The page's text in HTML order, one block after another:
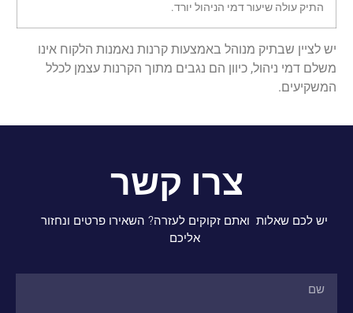
התיק עולה שיעור דמי הניהול יורד.
יש לציין שבתיק מנוהל באמצעות קרנות נאמנות הלקוח אינו
משלם דמי ניהול, כיוון הם נגבים מתוך הקרנות עצמן לכלל
המשקיעים.
צרו קשר
יש לכם שאלות ואתם זקוקים לעזרה? השאירו פרטים ונחזור
אליכם